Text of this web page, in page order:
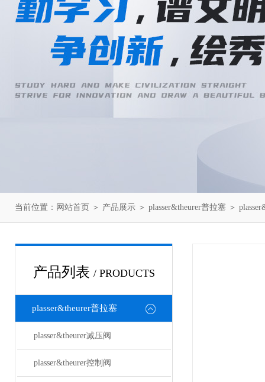
当前位置： 网站首页 ＞ 产品展示 ＞ plasser&theurer普拉塞 ＞
产品列表 / PRODUCTS
plasser&theurer普拉塞
plasser&theurer减压阀
plasser&theurer控制阀